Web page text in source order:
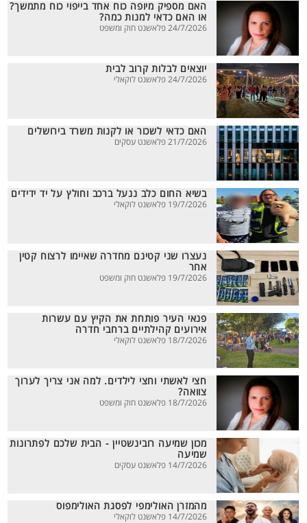
האם מספיק מיופה כוח אחד בייפוי כוח מתמשך?
או האם כדאי למנות כמה?
24/7/2026 פלאשנט חוק ומשפט
יוצאים לבלות קרוב לבית
24/7/2026 פלאשנט לוקאלי
האם כדאי לשכור או לקנות משרד בירושלים
21/7/2026 פלאשנט עסקים
בשיא החום כלב ננעל ברכב וחולץ על יד ידידים
19/7/2026 פלאשנט לוקאלי
נעצרו שני קטינם מחדרה שאיימו לרצוח קטין
אחר
19/7/2026 פלאשנט חוק ומשפט
פנאי העיר פותחת את הקיץ עם עשרות
אירועים קהילתיים ברחבי חדרה
18/7/2026 פלאשנט לוקאלי
חצי לאשתי וחצי לילדים. למה אני צריך לערוך
צוואה?
18/7/2026 פלאשנט חוק ומשפט
מכון שמיעה רובינשטיין - הבית שלכם לפתרונות
שמיעה
14/7/2026 פלאשנט עסקים
מהמזרן האולימפי לפסגת האולימפוס
14/7/2026 פלאשנט לוקאלי